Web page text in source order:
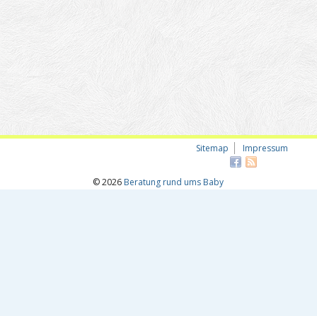
Sitemap Impressum
© 2026 Beratung rund ums Baby